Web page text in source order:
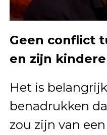
Geen conflict
en zijn
Het is
benadrukken
zou zijn van